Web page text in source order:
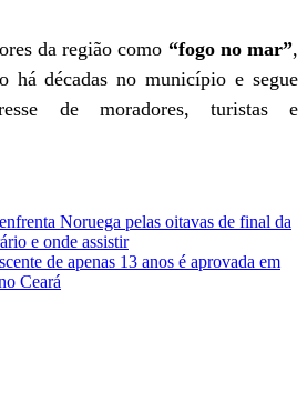
da região como “fogo no mar”,
há décadas no município e segue
de moradores, turistas e
Noruega pelas oitavas de final da
e onde assistir
de apenas 13 anos é aprovada em
Ceará